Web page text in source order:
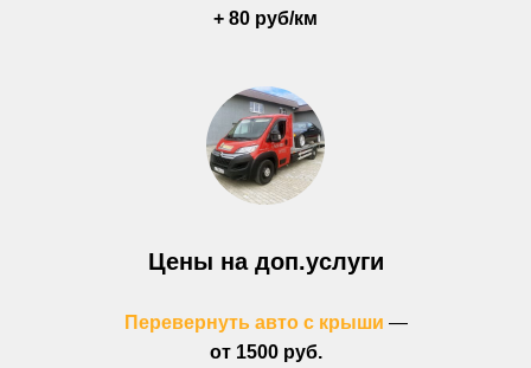
+ 80 руб/км
Цены на доп.услуги
Перевернуть авто с крыши —
от 1500 руб.